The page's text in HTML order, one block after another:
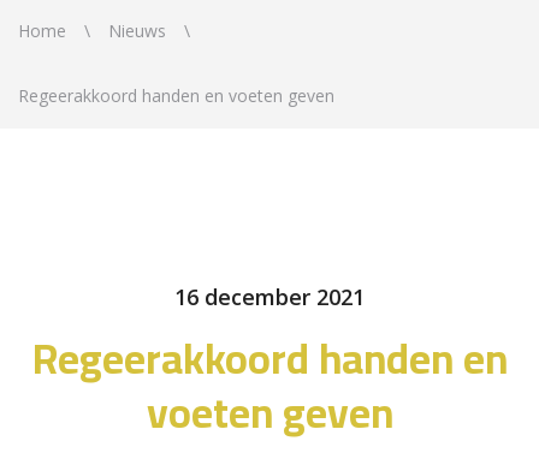
Home Nieuws
Regeerakkoord handen en voeten geven
16 december 2021
Regeerakkoord handen en
voeten geven